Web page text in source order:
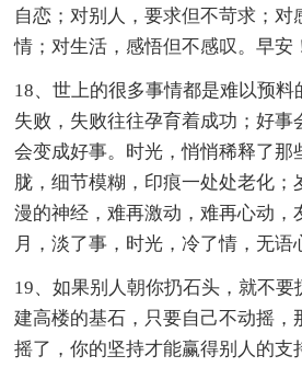
自恋；对别人，要求但不苛求；对
情；对生活，感悟但不感叹。早安
18、世上的很多事情都是难以预
失败，失败往往孕育着成功；好事
会变成好事。时光，悄悄稀释了那
胧，细节模糊，印痕一处处老化；
漫的神经，难再激动，难再心动，
月，淡了事，时光，冷了情，无语
19、如果别人朝你扔石头，就不
建高楼的基石，只要自己不动摇，
摇了，你的坚持才能赢得别人的支